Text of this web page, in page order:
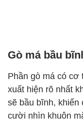
Gò má bầu
Phần gò má có cơ
xuất hiện rõ nhất
sẽ bầu bĩnh, khiến
cười nhìn khuôn